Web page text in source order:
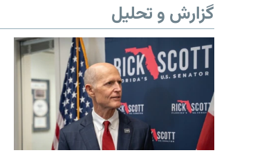
گزارش و تحلیل